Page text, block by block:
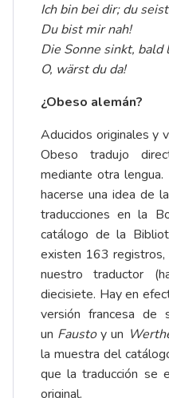
Ich bin bei dir; du
Du bist mir nah!
Die Sonne sinkt,
O, wärst du da!
¿Obeso alemán?
Aducidos originales y
Obeso tradujo
mediante otra lengua.
hacerse una idea de
traducciones en la
catálogo de la
existen 163 registros,
nuestro traductor
diecisiete. Hay en
versión francesa
un Faustoy un
la muestra del
que la traducción se
original.